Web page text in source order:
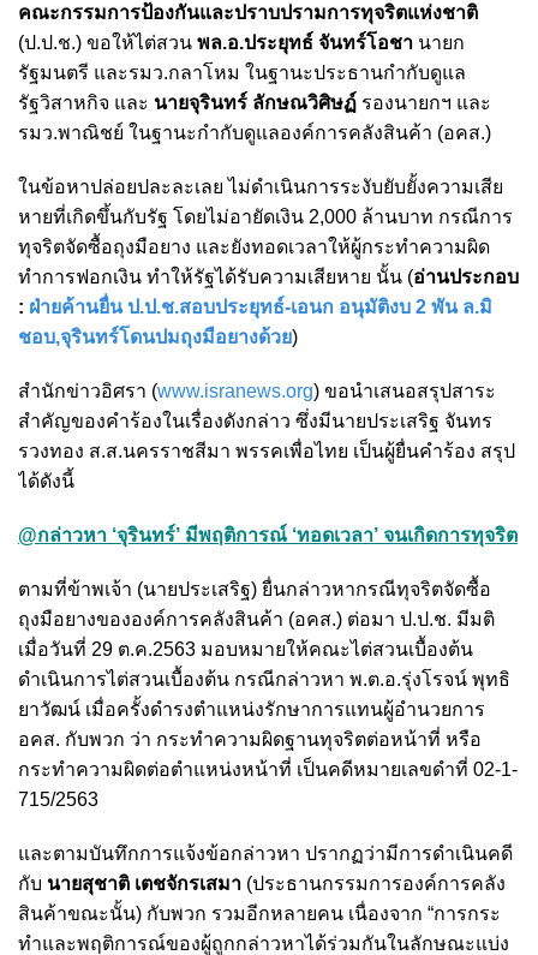
คณะกรรมการป้องกันและปราบปรามการทุจริตแห่งชาติ
(ป.ป.ช.) ขอให้ไต่สวน พล.อ.ประยุทธ์ จันทร์โอชา นายก
รัฐมนตรี และรมว.กลาโหม ในฐานะประธานกำกับดูแล
รัฐวิสาหกิจ และ นายจุรินทร์ ลักษณวิศิษฏ์ รองนายกฯ และ
รมว.พาณิชย์ ในฐานะกำกับดูแลองค์การคลังสินค้า (อคส.)
ในข้อหาปล่อยปละละเลย ไม่ดำเนินการระงับยับยั้งความเสีย
หายที่เกิดขึ้นกับรัฐ โดยไม่อายัดเงิน 2,000 ล้านบาท กรณีการ
ทุจริตจัดซื้อถุงมือยาง และยังทอดเวลาให้ผู้กระทำความผิด
ทำการฟอกเงิน ทำให้รัฐได้รับความเสียหาย นั้น (อ่านประกอบ
: ฝ่ายค้านยื่น ป.ป.ช.สอบประยุทธ์-เอนก อนุมัติงบ 2 พัน ล.มิ
ชอบ,จุรินทร์โดนปมถุงมือยางด้วย)
สำนักข่าวอิศรา (www.isranews.org) ขอนำเสนอสรุปสาระ
สำคัญของคำร้องในเรื่องดังกล่าว ซึ่งมีนายประเสริฐ จันทร
รวงทอง ส.ส.นครราชสีมา พรรคเพื่อไทย เป็นผู้ยื่นคำร้อง สรุป
ได้ดังนี้
@กล่าวหา ‘จุรินทร์’ มีพฤติการณ์ ‘ทอดเวลา’ จนเกิดการทุจริต
ตามที่ข้าพเจ้า (นายประเสริฐ) ยื่นกล่าวหากรณีทุจริตจัดซื้อ
ถุงมือยางขององค์การคลังสินค้า (อคส.) ต่อมา ป.ป.ช. มีมติ
เมื่อวันที่ 29 ต.ค.2563 มอบหมายให้คณะไต่สวนเบื้องต้น
ดำเนินการไต่สวนเบื้องต้น กรณีกล่าวหา พ.ต.อ.รุ่งโรจน์ พุทธิ
ยาวัฒน์ เมื่อครั้งดำรงตำแหน่งรักษาการแทนผู้อำนวยการ
อคส. กับพวก ว่า กระทำความผิดฐานทุจริตต่อหน้าที่ หรือ
กระทำความผิดต่อตำแหน่งหน้าที่ เป็นคดีหมายเลขดำที่ 02-1-
715/2563
และตามบันทึกการแจ้งข้อกล่าวหา ปรากฏว่ามีการดำเนินคดี
กับ นายสุชาติ เตชจักรเสมา (ประธานกรรมการองค์การคลัง
สินค้าขณะนั้น) กับพวก รวมอีกหลายคน เนื่องจาก “การกระ
ทำและพฤติการณ์ของผู้ถูกกล่าวหาได้ร่วมกันในลักษณะแบ่ง